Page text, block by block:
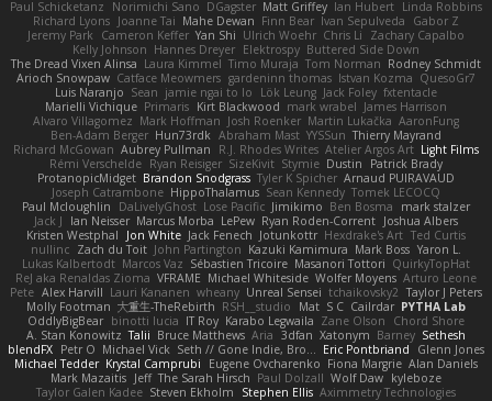
Paul Schicketanz
Norimichi Sano DGagster Matt Griffey Ian Hubert Linda Robbins
Richard Lyons Joanne Tai Mahe Dewan Finn Bear Ivan Sepulveda
Gabor Z
Jeremy Park
Cameron Keffer Yan Shi Ulrich Woehr Chris Li
Zachary Capalbo
Kelly Johnson Hannes Dreyer Elektrospy Buttered Side Down
The Dread Vixen Alinsa Laura Kimmel Timo Muraja Tom Norman Rodney Schmidt
Arioch Snowpaw Catface Meowmers gardeninn thomas Istvan Kozma QuesoGr7
Luis Naranjo Sean jamie ngai to lo Lök Leung Jack Foley fxtentacle
Marielli Vichique Primaris Kirt Blackwood mark wrabel James Harrison
Alvaro Villagomez Mark Hoffman Josh Roenker Martin Lukačka AaronFung
Ben-Adam Berger Hun73rdk Abraham Mast YYSSun Thierry Mayrand
Richard McGowan Aubrey Pullman R.J. Rhodes Writes Atelier Argos Art Light Films
Rémi Verschelde Ryan Reisiger SizeKivit Stymie Dustin
Patrick Brady
ProtanopicMidget Brandon Snodgrass Tyler K Spicher Arnaud PUIRAVAUD
Joseph Catrambone HippoThalamus Sean Kennedy Tomek LECOCQ
Paul Mcloughlin
DaLivelyGhost Lose Pacific Jimikimo Ben Bosma
mark stalzer
Jack J
Ian Neisser Marcus Morba LePew Ryan Roden-Corrent Joshua Albers
Kristen Westphal
Jon White Jack Fenech Jotunkottr Hexdrake's Art Ted Curtis
nullinc Zach du Toit John Partington Kazuki Kamimura Mark Boss Yaron L.
Lukas Kalbertodt Marcos Vaz Sébastien Tricoire Masanori Tottori QuirkyTopHat
ReJ aka Renaldas Zioma VFRAME Michael Whiteside Wolfer Moyens Arturo Leone
Pete Alex Harvill Lauri Kananen wheany Unreal Sensei tchaikovsky2 Taylor J Peters
Molly Footman 大重生-TheRebirth RSH__studio Mat S C Cailrdar PYTHA Lab
OddlyBigBear binotti lucia IT Roy Karabo Legwaila Zane Olson
Chord Shore
A. Stan Konowitz Talii Bruce Matthews Aria 3dfan Xatonym Barney Sethesh
blendFX Petr O Michael Vick Seth // Gone Indie, Bro... Eric Pontbriand
Glenn Jones
Michael Tedder Krystal Camprubi Eugene Ovcharenko Fiona Margrie Alan Daniels
Mark Mazaitis Jeff The Sarah Hirsch Paul Dolzall Wolf Daw kyleboze
Taylor Galen Kadee Steven Ekholm Stephen Ellis Aximmetry Technologies